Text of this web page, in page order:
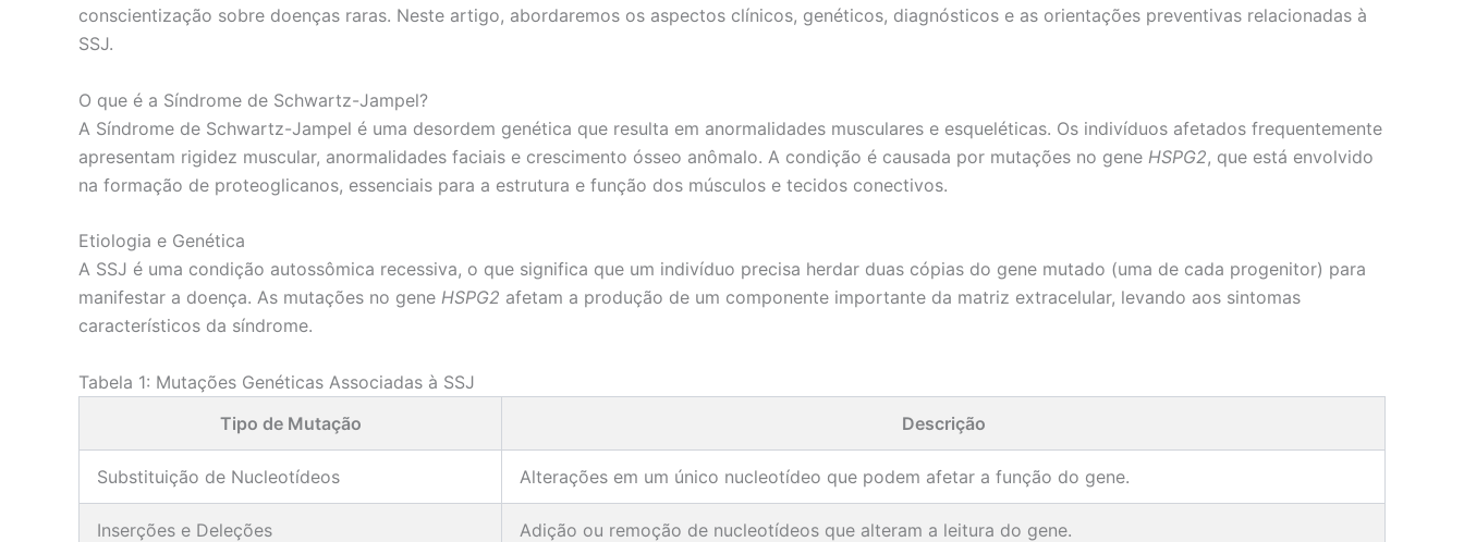
conscientização sobre doenças raras. Neste artigo, abordaremos os aspectos clínicos, genéticos, diagnósticos e as orientações preventivas relacionadas à
SSJ.
O que é a Síndrome de Schwartz-Jampel?
A Síndrome de Schwartz-Jampel é uma desordem genética que resulta em anormalidades musculares e esqueléticas. Os indivíduos afetados frequentemente
apresentam rigidez muscular, anormalidades faciais e crescimento ósseo anômalo. A condição é causada por mutações no gene HSPG2, que está envolvido
na formação de proteoglicanos, essenciais para a estrutura e função dos músculos e tecidos conectivos.
Etiologia e Genética
A SSJ é uma condição autossômica recessiva, o que significa que um indivíduo precisa herdar duas cópias do gene mutado (uma de cada progenitor) para
manifestar a doença. As mutações no gene HSPG2 afetam a produção de um componente importante da matriz extracelular, levando aos sintomas
característicos da síndrome.
Tabela 1: Mutações Genéticas Associadas à SSJ
Tipo de Mutação
Descrição
Substituição de Nucleotídeos Alterações em um único nucleotídeo que podem afetar a função do gene.
Inserções e Deleções Adição ou remoção de nucleotídeos que alteram a leitura do gene.